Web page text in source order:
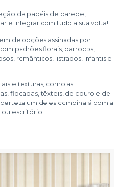
de papéis de parede,
e integrar com tudo a sua volta!
de opções assinadas por
padrões florais, barrocos,
românticos, listrados, infantis e
e texturas, como as
flocadas, têxteis, de couro e de
um deles combinará com a
escritório.